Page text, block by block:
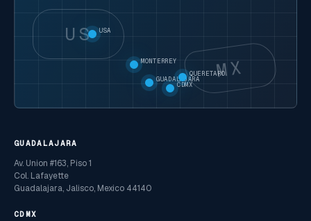
US
MX
USA
MONTERREY
GUADALAJARA
CDMX
QUERETARO
GUADALAJARA
Av. Union #163, Piso 1
Col. Lafayette
Guadalajara, Jalisco, Mexico 44140
CDMX